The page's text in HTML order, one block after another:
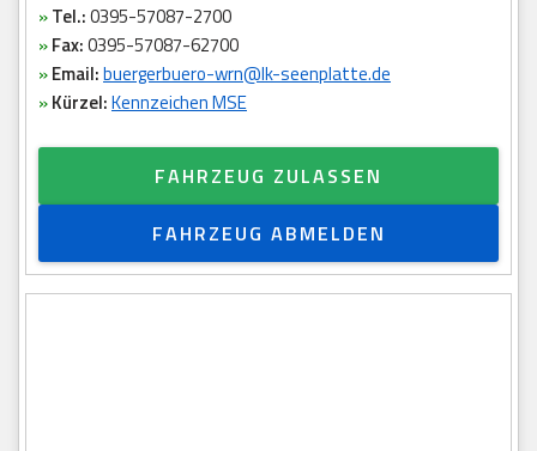
»Tel.:0395-57087-2700
»Fax:0395-57087-62700
»Email:buergerbuero-wrn@lk-seenplatte.de
»Kürzel:Kennzeichen MSE
FAHRZEUG ZULASSEN
FAHRZEUG ABMELDEN